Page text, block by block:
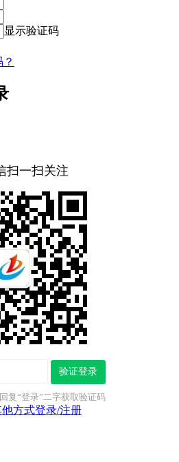
显示验证码
扫一扫关注
验证登录
复“登录”二字获取验证码
方式登录/注册